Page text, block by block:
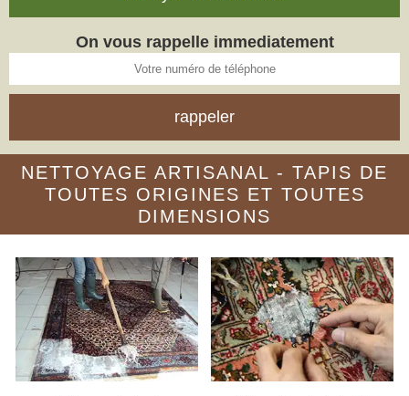
On vous rappelle immediatement
NETTOYAGE ARTISANAL - TAPIS DE
TOUTES ORIGINES ET TOUTES
DIMENSIONS